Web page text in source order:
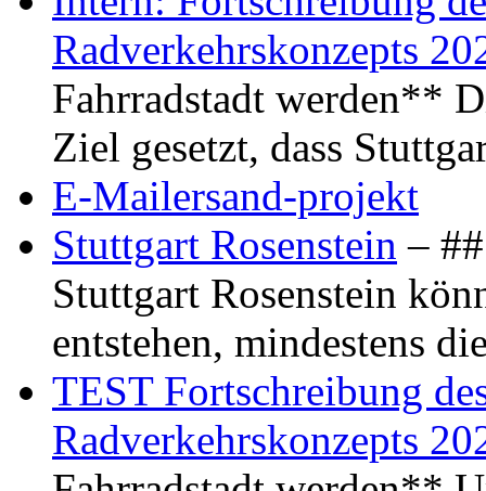
Radverkehrskonzepts
Fahrradstadt werden**
Ziel gesetzt, dass
E-Mailersand-projekt
Stuttgart Rosenstein –
Stuttgart Rosenstein
entstehen, mindestens
TEST Fortschreibung
Radverkehrskonzepts